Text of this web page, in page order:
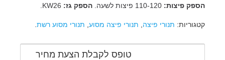
הספק פיצות:
הספק גז:
קטגוריות: תנורי פיצה תנורי פיצה מסוע תנורי מסוע רשת
טופס לקבלת הצעת מחיר